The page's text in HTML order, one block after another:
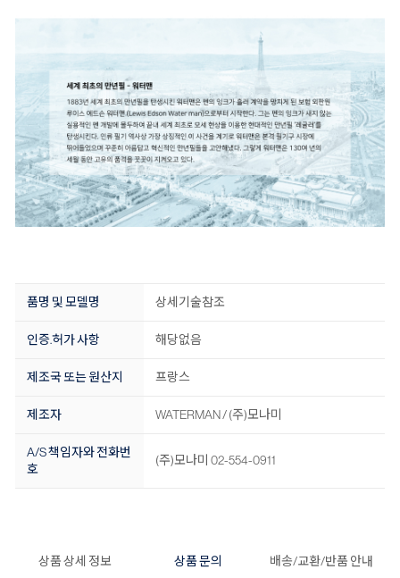
품명 및 모델명 상세기술참조
인증.허가 사항 해당없음
제조국 또는 원산지 프랑스
제조자 WATERMAN / (주)모나미
A/S 책임자와 전화번
호
(주)모나미 02-554-0911
상품 상세 정보 상품 문의 배송/교환/반품 안내